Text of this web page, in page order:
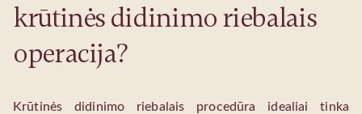
krūtinės didinimo riebalais
operacija?
Krūtinės didinimo riebalais procedūra idealiai tinka